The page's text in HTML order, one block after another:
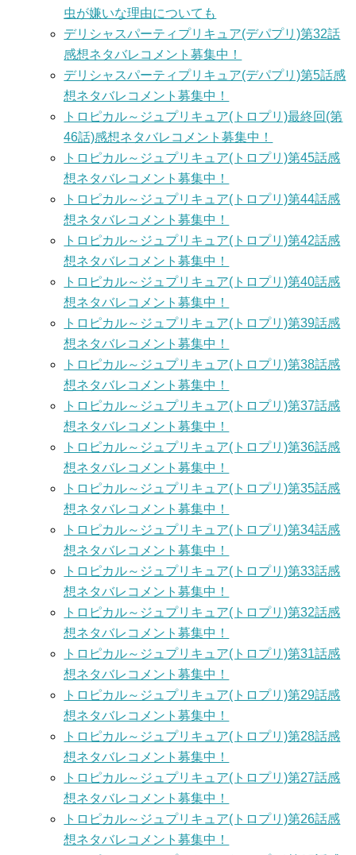
虫が嫌いな理由についても
デリシャスパーティプリキュア(デパプリ)第32話
感想ネタバレコメント募集中！
デリシャスパーティプリキュア(デパプリ)第5話感
想ネタバレコメント募集中！
トロピカル～ジュプリキュア(トロプリ)最終回(第
46話)感想ネタバレコメント募集中！
トロピカル～ジュプリキュア(トロプリ)第45話感
想ネタバレコメント募集中！
トロピカル～ジュプリキュア(トロプリ)第44話感
想ネタバレコメント募集中！
トロピカル～ジュプリキュア(トロプリ)第42話感
想ネタバレコメント募集中！
トロピカル～ジュプリキュア(トロプリ)第40話感
想ネタバレコメント募集中！
トロピカル～ジュプリキュア(トロプリ)第39話感
想ネタバレコメント募集中！
トロピカル～ジュプリキュア(トロプリ)第38話感
想ネタバレコメント募集中！
トロピカル～ジュプリキュア(トロプリ)第37話感
想ネタバレコメント募集中！
トロピカル～ジュプリキュア(トロプリ)第36話感
想ネタバレコメント募集中！
トロピカル～ジュプリキュア(トロプリ)第35話感
想ネタバレコメント募集中！
トロピカル～ジュプリキュア(トロプリ)第34話感
想ネタバレコメント募集中！
トロピカル～ジュプリキュア(トロプリ)第33話感
想ネタバレコメント募集中！
トロピカル～ジュプリキュア(トロプリ)第32話感
想ネタバレコメント募集中！
トロピカル～ジュプリキュア(トロプリ)第31話感
想ネタバレコメント募集中！
トロピカル～ジュプリキュア(トロプリ)第29話感
想ネタバレコメント募集中！
トロピカル～ジュプリキュア(トロプリ)第28話感
想ネタバレコメント募集中！
トロピカル～ジュプリキュア(トロプリ)第27話感
想ネタバレコメント募集中！
トロピカル～ジュプリキュア(トロプリ)第26話感
想ネタバレコメント募集中！